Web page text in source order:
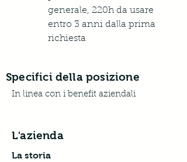
generale, 220h da usare
entro 3 anni dalla prima
richiesta
Specifici della posizione
In linea con i benefit aziendali
L'azienda
La storia